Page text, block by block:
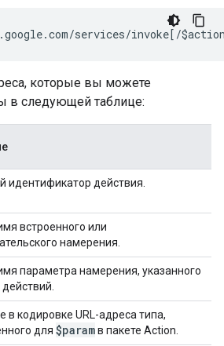
которые вы можете
в следующей таблице:
идентификатор действия.
встроенного или
намерения.
параметра намерения, указанного
действий.
в кодировке URL-адреса типа,
для $paramв пакете Action.